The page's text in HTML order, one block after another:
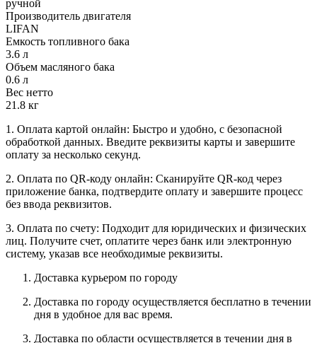
ручной
Производитель двигателя
LIFAN
Емкость топливного бака
3.6 л
Объем масляного бака
0.6 л
Вес нетто
21.8 кг
1. Оплата картой онлайн: Быстро и удобно, с безопасной
обработкой данных. Введите реквизиты карты и завершите
оплату за несколько секунд.
2. Оплата по QR-коду онлайн: Сканируйте QR-код через
приложение банка, подтвердите оплату и завершите процесс
без ввода реквизитов.
3. Оплата по счету: Подходит для юридических и физических
лиц. Получите счет, оплатите через банк или электронную
систему, указав все необходимые реквизиты.
Доставка курьером по городу
Доставка по городу осуществляется бесплатно в течении
дня в удобное для вас время.
Доставка по области осуществляется в течении дня в